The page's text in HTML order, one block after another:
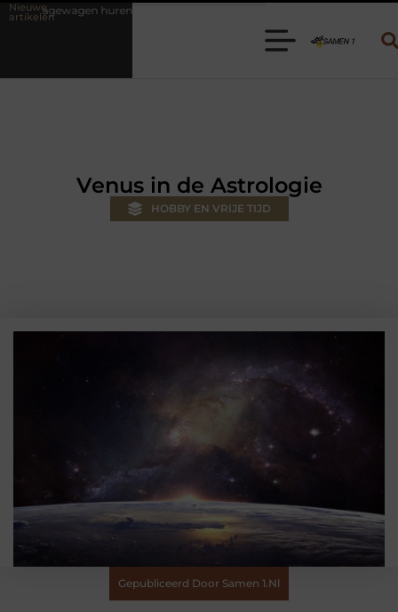
Nieuwe
artikelen
Kies de juiste aanhanger voor jouw klus
Venus in de Astrologie
HOBBY EN VRIJE TIJD
Gepubliceerd Door Samen 1.nl